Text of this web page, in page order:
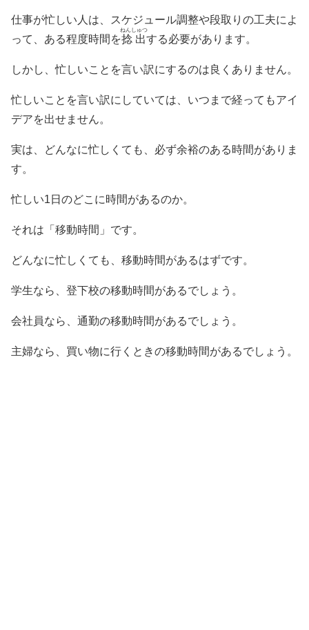
仕事が忙しい人は、スケジュール調整や段取りの工夫によ
って、ある程度時間を捻出
ねんしゅつ
する必要があります。
しかし、忙しいことを言い訳にするのは良くありません。
忙しいことを言い訳にしていては、いつまで経ってもアイ
デアを出せません。
実は、どんなに忙しくても、必ず余裕のある時間がありま
す。
忙しい1日のどこに時間があるのか。
それは「移動時間」です。
どんなに忙しくても、移動時間があるはずです。
学生なら、登下校の移動時間があるでしょう。
会社員なら、通勤の移動時間があるでしょう。
主婦なら、買い物に行くときの移動時間があるでしょう。